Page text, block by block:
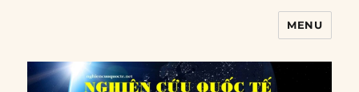
MENU